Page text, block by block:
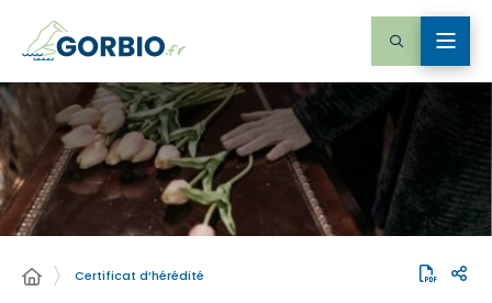
Certificat d’hérédité